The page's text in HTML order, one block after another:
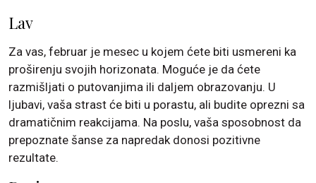
Lav
Za vas, februar je mesec u kojem ćete biti usmereni ka
proširenju svojih horizonata. Moguće je da ćete
razmišljati o putovanjima ili daljem obrazovanju. U
ljubavi, vaša strast će biti u porastu, ali budite oprezni sa
dramatičnim reakcijama. Na poslu, vaša sposobnost da
prepoznate šanse za napredak donosi pozitivne
rezultate.